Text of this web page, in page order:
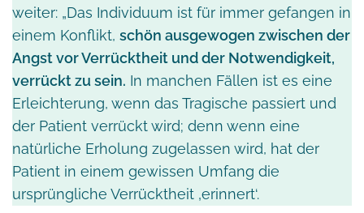
weiter: „Das Individuum ist für immer gefangen in
einem Konflikt, schön ausgewogen zwischen der
Angst vor Verrücktheit und der Notwendigkeit,
verrückt zu sein. In manchen Fällen ist es eine
Erleichterung, wenn das Tragische passiert und
der Patient verrückt wird; denn wenn eine
natürliche Erholung zugelassen wird, hat der
Patient in einem gewissen Umfang die
ursprüngliche Verrücktheit ‚erinnert‘.